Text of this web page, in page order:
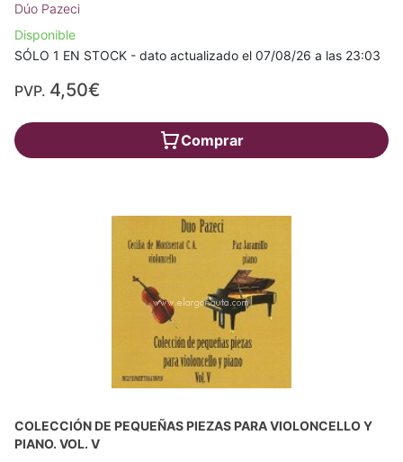
Dúo Pazeci
Disponible
SÓLO 1 EN STOCK - dato actualizado el 07/08/26 a las 23:03
PVP. 4,50€
Comprar
COLECCIÓN DE PEQUEÑAS PIEZAS PARA VIOLONCELLO Y
PIANO. VOL. V